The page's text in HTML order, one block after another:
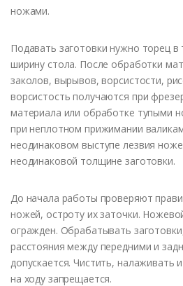
ножами.
Подавать заготовки нужно торец в
ширину стола. После обработки
заколов, вырывов, ворсистости,
ворсистость получаются при
материала или обработке тупыми
при неплотном прижимании
неодинаковом выступе лезвия
неодинаковой толщине заготовки.
До начала работы проверяют
ножей, остроту их заточки.
огражден. Обрабатывать
расстояния между передними и
допускается. Чистить, налаживать
на ходу запрещается.